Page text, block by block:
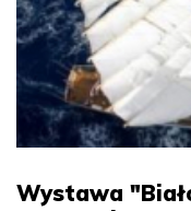
Wystawa